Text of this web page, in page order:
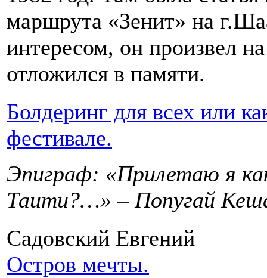
маршрута «Зенит» на
интересом, он произвел
отложился в памяти.
Болдеринг для всех или
фестивале.
Эпиграф: «Прилетаю я
Таити?…» – Попугай
Садовский Евгений
Остров мечты.